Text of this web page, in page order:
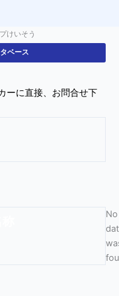
けいそう
ベース
ーに直接、お問合せ下
No